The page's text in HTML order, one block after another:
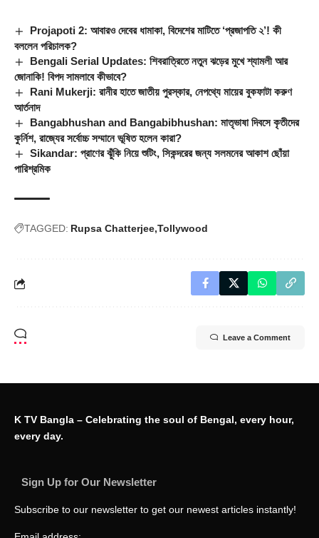
Projapoti 2: আবারও দেবের ধামাকা, বিদেশের মাটিতে ‘প্রজাপতি ২’! কী
বললেন পরিচালক?
Bengali Serial Updates: শিবরাত্রিতে নতুন ঝড়ের মুখে শ্যামলী আর
জোনাকি! বিপদ সামলাবে কীভাবে?
Rani Mukerji: রানীর হাতে জাতীয় পুরস্কার, নেপথ্যে মায়ের বুকফাটা করুণ
আর্তনাদ
Bangabhushan and Bangabibhushan: মাতৃভাষা দিবসে কৃতীদের
কুর্নিশ, রাজ্যের সর্বোচ্চ সম্মানে ভূষিত হলেন কারা?
Sikandar: প্রাণের ঝুঁকি নিয়ে শুটিং, সিকন্দরের জন্য সলমনের আকাশ ছোঁয়া
পারিশ্রমিক
TAGGED: Rupsa Chatterjee Tollywood
Leave a Comment
K TV Bangla – Celebrating the soul of Bengal, every hour,
every day.
Sign Up for Our Newsletter
Subscribe to our newsletter to get our newest articles instantly!